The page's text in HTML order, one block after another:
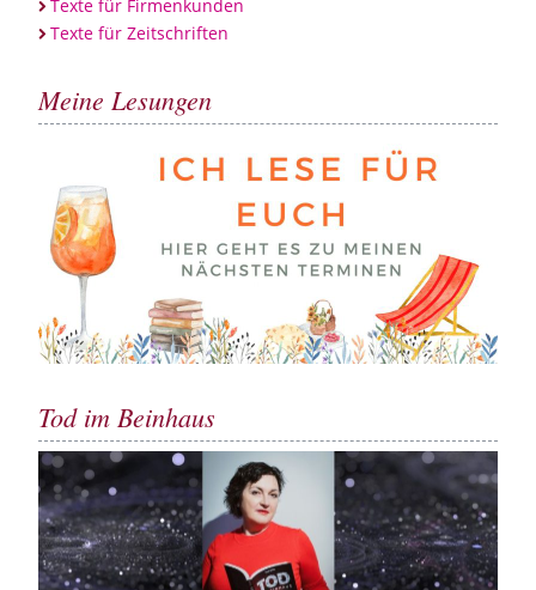
Texte für Firmenkunden
Texte für Zeitschriften
Meine Lesungen
Tod im Beinhaus